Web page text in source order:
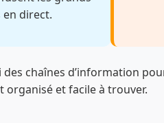
en direct.
des chaînes d’information
organisé et facile à trouver.